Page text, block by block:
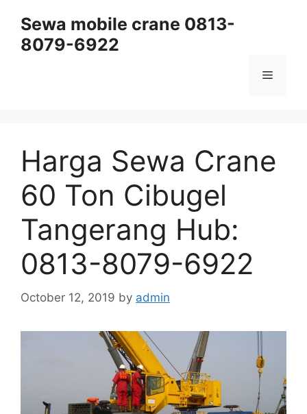
content
Sewa mobile crane 0813-
8079-6922
Menu
Harga Sewa Crane
60 Ton Cibugel
Tangerang Hub:
0813-8079-6922
October 12, 2019 by admin